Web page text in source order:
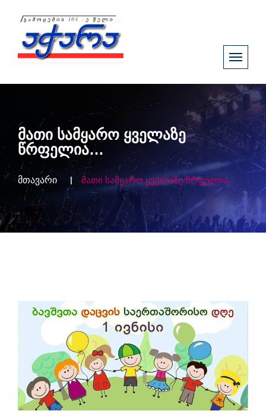
მათი სამყარო ყველაზე
წრფელია…
მთავარი მათი სამყარო ყველაზე წრფელია…